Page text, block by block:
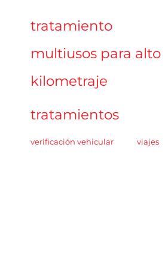
tratamiento
multiusos para alto
kilometraje
tratamientos
verificación vehicular viajes